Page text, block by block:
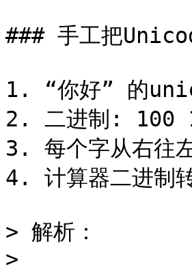
### 手工把
1. “你好” 的
2. 二进制: 100
3. 每个字从右
4. 计算器二进制
> 解析：
>